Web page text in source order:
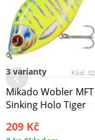
Kód:
3 varianty
Mikado Wobler MFT
Sinking Holo Tiger
209 Kč